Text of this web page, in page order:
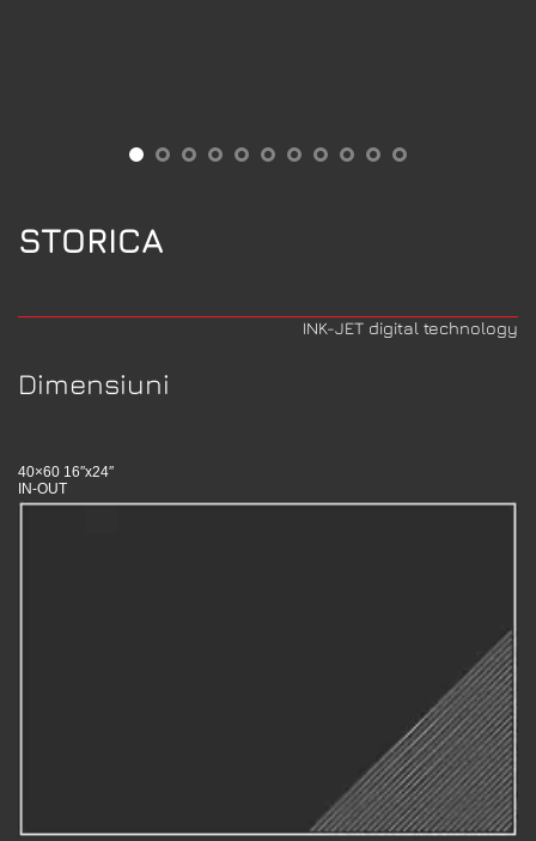
STORICA
INK-JET digital technology
Dimensiuni
40×60 16″x24″
IN-OUT